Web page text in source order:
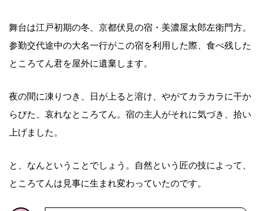
舞台は江戸初期の冬、京都伏見の宿・美濃屋太郎左衛門方。
参勤交代途中の大名一行がこの宿を利用した際、食べ残した
ところてん君を屋外に遺棄します。
夜の間に凍りつき、日が上ると溶け、やがてカラカラに干か
らびた、哀れなところてん。宿の主人がそれに気づき、拾い
上げました。
と、なんということでしょう。自然という匠の技によって、
ところてんは見事に生まれ変わっていたのです。